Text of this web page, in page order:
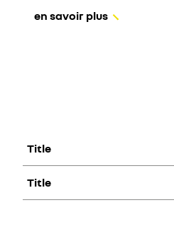
en savoir plus
Title
Lorem ipsum dolor sit
Title